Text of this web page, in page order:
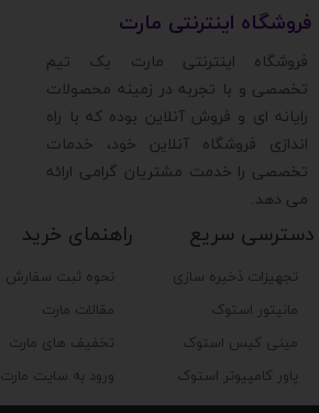
تجهیزات ذخیره سازی
مانیتور استوک
مینی کیس استوک
پاور کامپیوتر استوک
دسترسی سریع راهنمای خرید
نحوه ثبت سفارش
مقالات مارت
تخفیف های مارت
ورود به سایت مارت
​فروشگاه اینترنتی مارت
​فروشگاه اینترنتی مارت یک تیم
تخصصی و با تجربه در زمینه محصولات
رایانه ای و فروش آنلاین بوده که با راه
اندازی فروشگاه آنلاین خود، خدمات
تخصصی را خدمت مشتریان گرامی ارائه
می دهد.